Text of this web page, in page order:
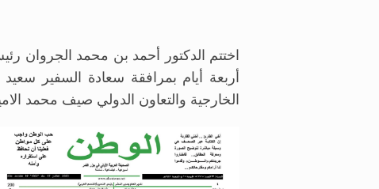
اختتم الدكتور أحمد بن محمد الجروان
أربعة أيام بمرافقة سعادة السفير
الخارجية والتعاون الدولي صيف محمد الامين